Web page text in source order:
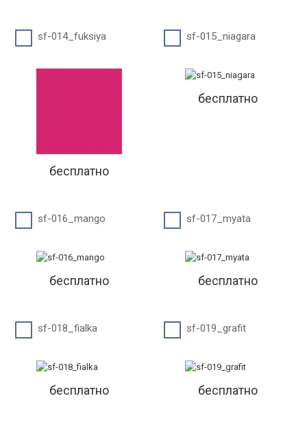
sf-014_fuksiya
бесплатно
sf-015_niagara
бесплатно
sf-016_mango
бесплатно
sf-017_myata
бесплатно
sf-018_fialka
бесплатно
sf-019_grafit
бесплатно